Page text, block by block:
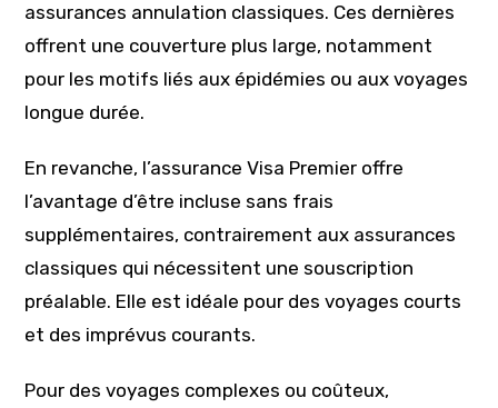
assurances annulation classiques. Ces dernières
offrent une couverture plus large, notamment
pour les motifs liés aux épidémies ou aux voyages
longue durée.
En revanche, l’assurance Visa Premier offre
l’avantage d’être incluse sans frais
supplémentaires, contrairement aux assurances
classiques qui nécessitent une souscription
préalable. Elle est idéale pour des voyages courts
et des imprévus courants.
Pour des voyages complexes ou coûteux,